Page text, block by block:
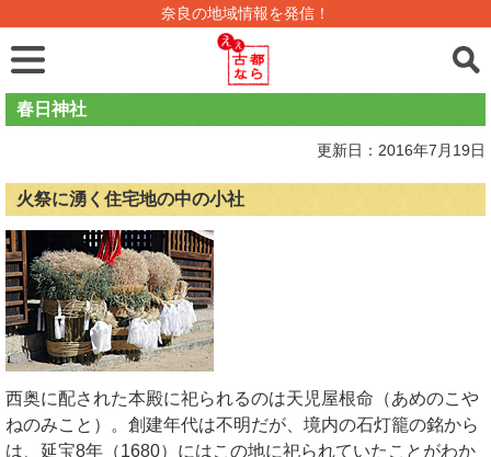
奈良の地域情報を発信！
春日神社
更新日：2016年7月19日
火祭に湧く住宅地の中の小社
西奥に配された本殿に祀られるのは天児屋根命（あめのこや
ねのみこと）。創建年代は不明だが、境内の石灯籠の銘から
は、延宝8年（1680）にはこの地に祀られていたことがわか